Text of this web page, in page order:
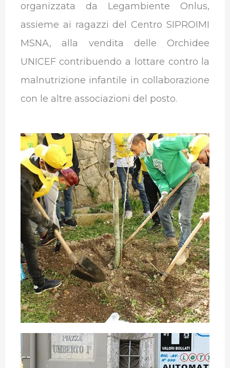
organizzata da Legambiente Onlus,
assieme ai ragazzi del Centro SIPROIMI
MSNA, alla vendita delle Orchidee
UNICEF contribuendo a lottare contro la
malnutrizione infantile in collaborazione
con le altre associazioni del posto.